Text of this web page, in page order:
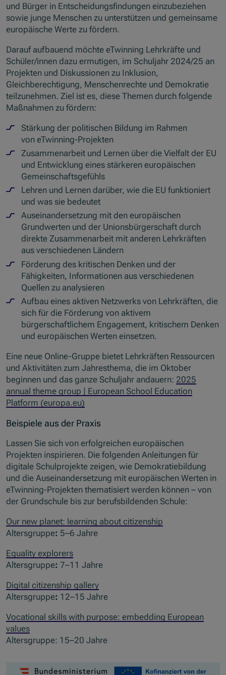
und Bürger in Entscheidungsfindungen einzubeziehen
sowie junge Menschen zu unterstützen und gemeinsame
europäische Werte zu fördern.
Darauf aufbauend möchte eTwinning Lehrkräfte und
Schüler/innen dazu ermutigen, im Schuljahr 2024/25 an
Projekten und Diskussionen zu Inklusion,
Gleichberechtigung, Menschenrechte und Demokratie
teilzunehmen. Ziel ist es, diese Themen durch folgende
Maßnahmen zu fördern:
Stärkung der politischen Bildung im Rahmen
von eTwinning-Projekten
Zusammenarbeit und Lernen über die Vielfalt der EU
und Entwicklung eines stärkeren europäischen
Gemeinschaftsgefühls
Lehren und Lernen darüber, wie die EU funktioniert
und was sie bedeutet
Auseinandersetzung mit den europäischen
Grundwerten und der Unionsbürgerschaft durch
direkte Zusammenarbeit mit anderen Lehrkräften
aus verschiedenen Ländern
Förderung des kritischen Denken und der
Fähigkeiten, Informationen aus verschiedenen
Quellen zu analysieren
Aufbau eines aktiven Netzwerks von Lehrkräften, die
sich für die Förderung von aktivem
bürgerschaftlichem Engagement, kritischem Denken
und europäischen Werten einsetzen.
Eine neue Online-Gruppe bietet Lehrkräften Ressourcen
und Aktivitäten zum Jahresthema, die im Oktober
beginnen und das ganze Schuljahr andauern: 2025
annual theme group | European School Education
Platform (europa.eu)
Beispiele aus der Praxis
Lassen Sie sich von erfolgreichen europäischen
Projekten inspirieren. Die folgenden Anleitungen für
digitale Schulprojekte zeigen, wie Demokratiebildung
und die Auseinandersetzung mit europäischen Werten in
eTwinning-Projekten thematisiert werden können – von
der Grundschule bis zur berufsbildenden Schule:
Our new planet: learning about citizenship
Altersgruppe: 5–6 Jahre
Equality explorers
Altersgruppe: 7–11 Jahre
Digital citizenship gallery
Altersgruppe: 12–15 Jahre
Vocational skills with purpose: embedding European
values
Altersgruppe: 15–20 Jahre